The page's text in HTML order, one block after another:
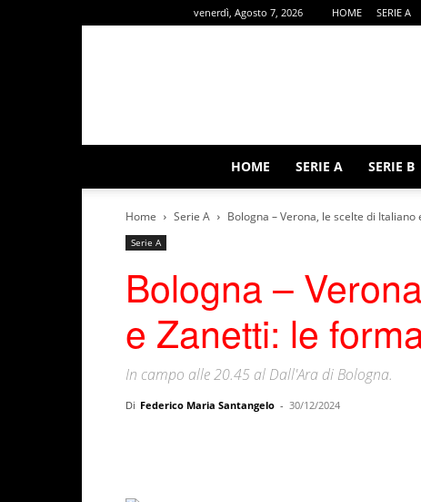
venerdì, Agosto 7, 2026 HOME SERIE A
HOME SERIE A SERIE B
Home Serie A Bologna – Verona, le scelte di
Serie A
Bologna –
e Zanetti: le
In campo alle 20.45 al Dall'Ara di Bologna.
Di Federico Maria Santangelo - 30/12/2024